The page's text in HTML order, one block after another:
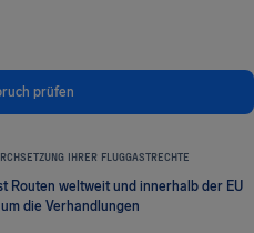
prüfen
IHRER FLUGGASTRECHTE
Routen weltweit und innerhalb der EU
die Verhandlungen